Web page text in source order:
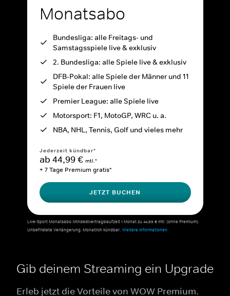
Monatsabo
Bundesliga: alle Freitags- und
Samstagsspiele live & exklusiv
2. Bundesliga: alle Spiele live & exklusiv
DFB-Pokal: alle Spiele der Männer und 11
Spiele der Frauen live
Premier League: alle Spiele live
Motorsport: F1, MotoGP, WRC u. a.
NBA, NHL, Tennis, Golf und vieles mehr
Jederzeit kündbar*
ab 44,99 € mtl.*
+ 7 Tage Premium gratis*
JETZT BUCHEN
Live-Sport Monatsabo: Mindestvertragslaufzeit 1 Monat zu 44,99 € mtl. (ohne Premium).
Unbefristete Verlängerung. Monatlich kündbar. Weitere Informationen.
Gib deinem Streaming ein Upgrade
Erleb jetzt die Vorteile von WOW Premium.